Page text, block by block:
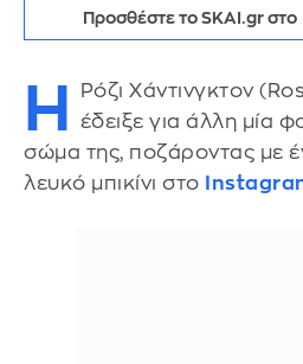
Προσθέστε το SKAI.gr στο
Η
Ρόζι Χάντινγκτον
έδειξε για άλλη μία
σώμα της, ποζάροντας με
λευκό μπικίνι στο